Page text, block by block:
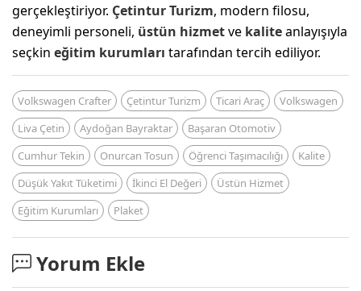
gerçekleştiriyor. Çetintur Turizm, modern filosu,
deneyimli personeli, üstün hizmetve kaliteanlayışıyla
seçkin eğitim kurumları tarafından tercih ediliyor.
Volkswagen Crafter Çetintur Turizm Ticari Araç
Volkswagen
Liva Çetin
Aydoğan Bayraktar
Başaran Otomotiv
Cumhur Tekin
Onurcan Tosun Öğrenci Taşımacılığı
Kalite
Düşük Yakıt Tüketimi
İkinci El Değeri
Üstün Hizmet
Eğitim Kurumları
Plaket
Yorum Ekle